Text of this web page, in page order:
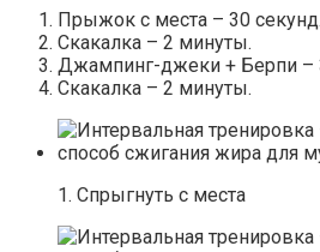
Прыжок с места – 30 секунд.
Скакалка – 2 минуты.
Джампинг-джеки + Берпи –
Скакалка – 2 минуты.
1. Спрыгнуть с места